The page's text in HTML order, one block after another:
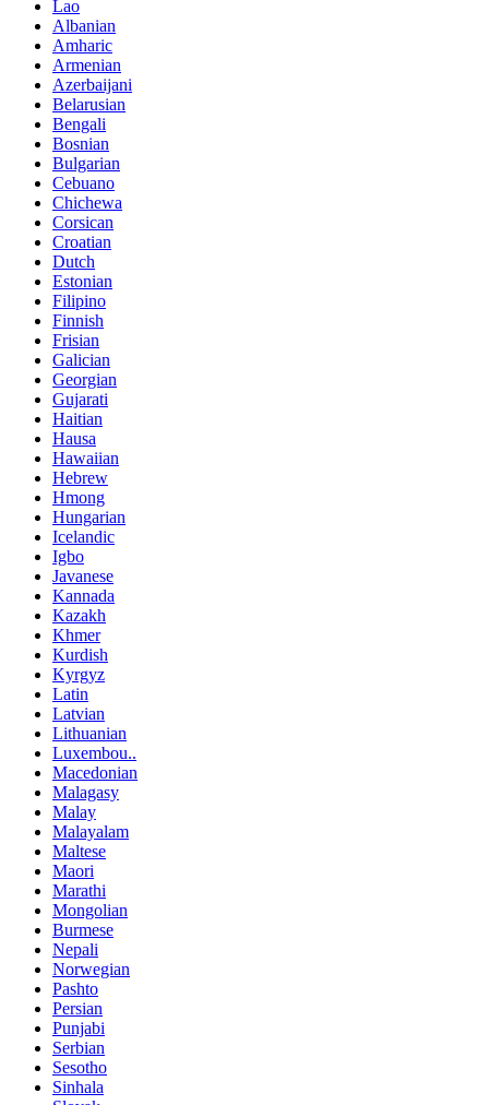
Lao
Albanian
Amharic
Armenian
Azerbaijani
Belarusian
Bengali
Bosnian
Bulgarian
Cebuano
Chichewa
Corsican
Croatian
Dutch
Estonian
Filipino
Finnish
Frisian
Galician
Georgian
Gujarati
Haitian
Hausa
Hawaiian
Hebrew
Hmong
Hungarian
Icelandic
Igbo
Javanese
Kannada
Kazakh
Khmer
Kurdish
Kyrgyz
Latin
Latvian
Lithuanian
Luxembou..
Macedonian
Malagasy
Malay
Malayalam
Maltese
Maori
Marathi
Mongolian
Burmese
Nepali
Norwegian
Pashto
Persian
Punjabi
Serbian
Sesotho
Sinhala